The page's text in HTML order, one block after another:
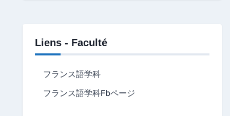
Liens - Faculté
フランス語学科
フランス語学科Fbページ